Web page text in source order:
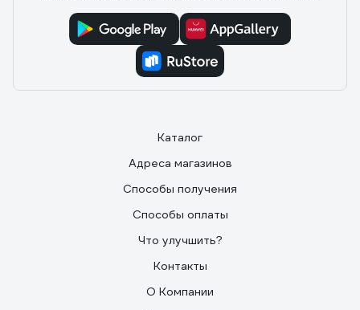
Каталог
Адреса магазинов
Способы получения
Способы оплаты
Что улучшить?
Контакты
О Компании